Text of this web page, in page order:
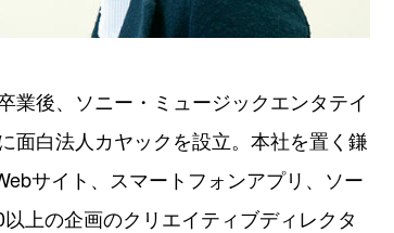
業後、ソニー・ミュージックエンタテイ
面白法人カヤックを設立。本社を置く鎌
サイト、スマートフォンアプリ、ソー
上の企画のクリエイティブディレクタ